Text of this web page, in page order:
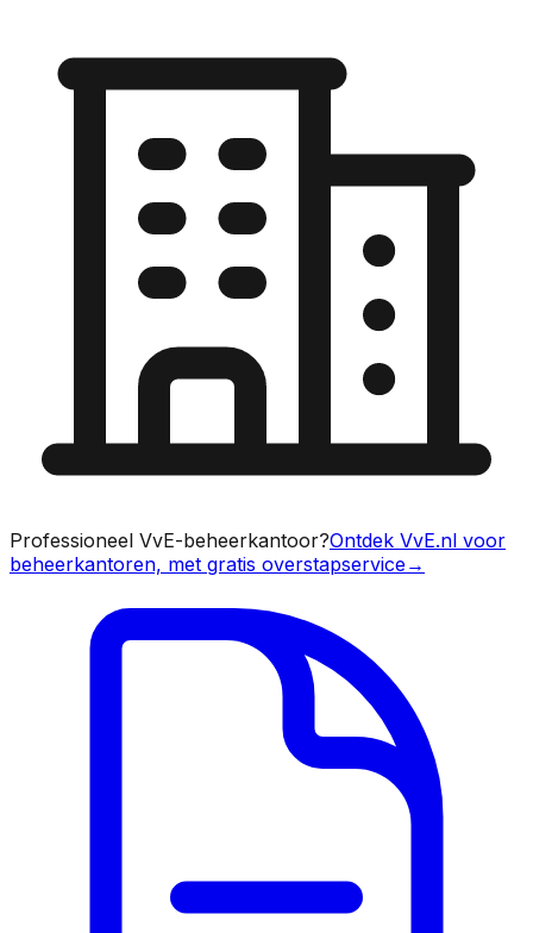
Professioneel VvE-beheerkantoor?Ontdek VvE.nl voor
beheerkantoren, met gratis overstapservice→